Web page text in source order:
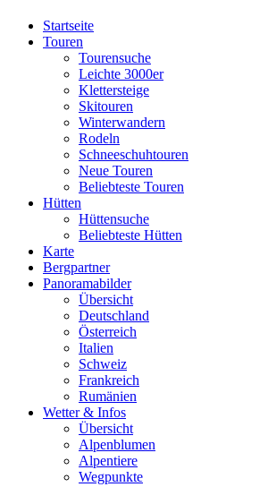
Startseite
Touren
Tourensuche
Leichte 3000er
Klettersteige
Skitouren
Winterwandern
Rodeln
Schneeschuhtouren
Neue Touren
Beliebteste Touren
Hütten
Hüttensuche
Beliebteste Hütten
Karte
Bergpartner
Panoramabilder
Übersicht
Deutschland
Österreich
Italien
Schweiz
Frankreich
Rumänien
Wetter & Infos
Übersicht
Alpenblumen
Alpentiere
Wegpunkte